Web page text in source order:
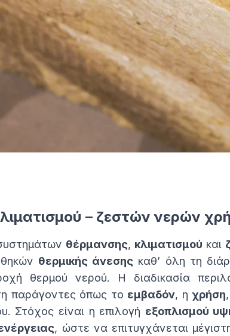
– ζεστών νερών
θέρμανσης, κλιματισμού και
θερμικής άνεσης καθ’ όλη τη
θερμού νερού. Η διαδικασία
παράγοντες όπως το εμβαδόν, η χρήση
Στόχος είναι η επιλογή εξοπλισμού
, ώστε να επιτυγχάνεται